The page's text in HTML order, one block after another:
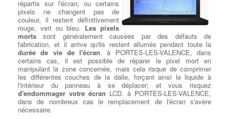
qualité MOMENTUM dans une
version plus compacte. Il est doté d'un système hybride
d’annulation active du bruit ambiant NoiseGard™ et d’une
technologie Bluetooth ultra moderne. à PORTES-LES-VALENCE
Les glissières d'ajustement ultra légères en acier inoxydable
reflètent la grande pureté du design des produits de la gamme
MOMENTUM, alors que les écouteurs habillés d’Alcantara®
souple apportent un excellent confort d’utilisation.
Source
:Sennheiser - Casques Momentum
Choisir son disque dur à
PORTES-LES-VALENCE: La
première question à poser lors de
l'achat d’un disque de stockage
répartis sur l'écran; ou certains
pixels ne changent pas de
couleur, il restent définitivement
rouge, vert ou bleu. Les pixels
morts sont généralement causées par des défauts de
fabrication, et il arrive qu'ils restent allumés pendant toute la
durée de vie de l'écran. à PORTES-LES-VALENCE, dans
certains cas, il est possible de réparer le pixel mort en
manipulant la zone concernée, mais cela risque de comprimer
les différentes couches de la dalle, forçant ainsi le liquide à
l'intérieur du panneau à se déplacer; et vous risquez
d'endommager votre écran LCD. à PORTES-LES-VALENCE,
dans de nombreux cas le remplacement de l'écran s'avère
nécessaire.